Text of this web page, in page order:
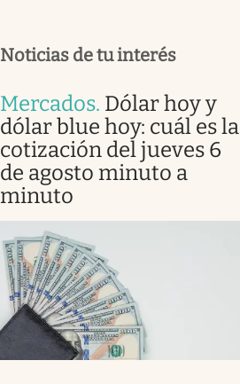
Noticias de tu interés
Mercados. Dólar hoy y
dólar blue hoy: cuál es la
cotización del jueves 6
de agosto minuto a
minuto